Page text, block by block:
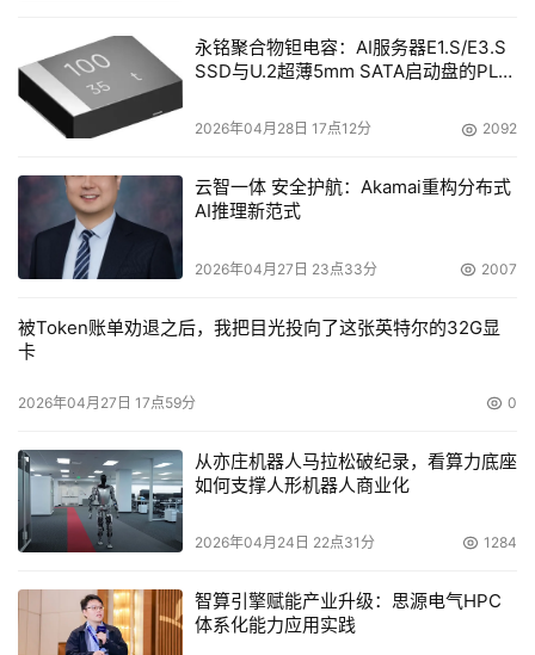
存储行业成功的独立以及SAN概念巨大的成功，使一批
原本默默无闻的公司走入了人们的视野。以光纤交换技术见
长的Brocade公司和McDATA公司、以生产光纤适配器为业
的Emulex公司、以数据备份保护技术立足的Veritas公司
等，都迅速成长为全球知名的企业。存储行业的领头羊----
EMC公司，更是春风得意马蹄疾，一举成为整个高科技行
业的旗帜型企业。2000年元旦，美国Nasdaq股票交易市场
新世纪开市的钟声，就是由EMC公司前任CEO，现任董事
有一个重要概念不可不提，那就是NAS，即所谓网络附属存
动下，NAS的受认可程度达到了顶峰，这一点从NetApp公
司的发展就可以看出。到2000年全球dot-com泡沫破灭之
前，NetApp公司仅凭借其NAS产品的销售，就名列当年全
企业汗颜。
永铭聚合物钽电容：AI服务器E1.S/E3.S
SSD与U.2超薄5mm SATA启动盘的PLP
2026年04月28日 17点12分 2092
云智一体 安全护航：Akamai重构分布式
AI推理新范式
2026年04月27日 23点33分 2007
被Token账单劝退之后，我把目光投向了这张英特尔的32G显
卡
2026年04月27日 17点59分 0
从亦庄机器人马拉松破纪录，看算力底座
如何支撑人形机器人商业化
2026年04月24日 22点31分 1284
智算引擎赋能产业升级：思源电气HPC
体系化能力应用实践